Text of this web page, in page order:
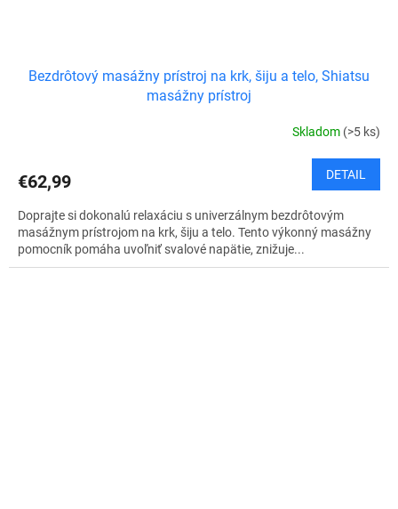
Bezdrôtový masážny prístroj na krk, šiju a telo, Shiatsu
masážny prístroj
Skladom (>5 ks)
€62,99 DETAIL
Doprajte si dokonalú relaxáciu s univerzálnym bezdrôtovým
masážnym prístrojom na krk, šiju a telo. Tento výkonný masážny
pomocník pomáha uvoľniť svalové napätie, znižuje...